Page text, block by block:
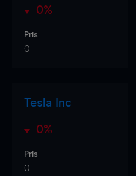
0%
Pris
0
Tesla Inc
0%
Pris
0